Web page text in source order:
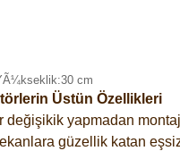
Üstün Özellikleri
yapmadan
güzellik katan